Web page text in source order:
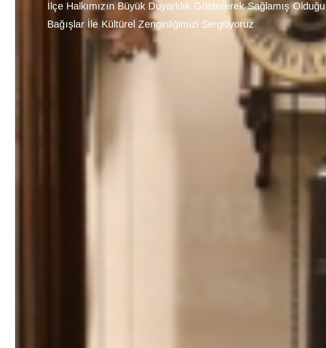
İlçe Halkımızın Büyük Duyarlılık Göstererek Sağlamış Olduğu
Bağışlar İle Kültürel Zenginliğimizi Sergiliyoruz